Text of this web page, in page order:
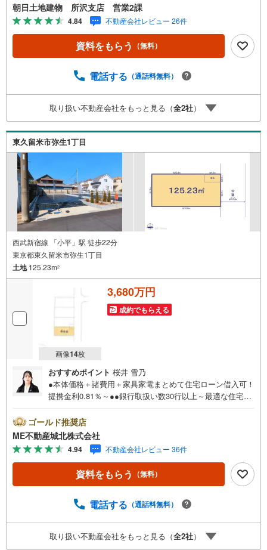
に、お客様一人ひとりに最適なご提案を行っています。
「住宅ローンが不安」「自己資金が少ないけれど購入でき
る？」「住み替えの進め方が分からない」など、購入・売
却に関するお悩みにも有資格スタッフが丁寧に対応。資金
計画の立案から契約・お引渡しまで一貫してサポートいた
件ごとのメリット・注意点をまとめたレポートもご用意し
応。まずはお気軽にご相談ください。■電車でお越しのお客
様は、西武線「所沢駅」西口より徒歩5分■お車でお越しの
お客様は、提携駐車場がございますので弊社営業スタッフ
までお尋ねください。
朝日土地建物 所沢支店 営業2課
4.84 不動産会社レビュー 26件
資料をもらう （無料）
電話する （通話料無料）
取り扱い不動産会社をもっと見る（全2社）
東久留米市弥生1丁目
西武新宿線 「小平」駅 徒歩22分
東京都東久留米市弥生1丁目
土地125.23m2
画像14枚
3,680万円
成約でもらえる
おすすめポイント 桜井 雪乃
●本体価格＋諸費用＋家具家電まとめて住宅ローン借入可！
提携金利0.81％～●●銀行取扱い数30行以上～最適な住宅ロ
多数ございます！（1）勤続年数1ヶ月（2）自己資金0円
（3）産休/育休/契約社員/派遣社員/アルバイト/パート/独
身/自営業/経営者（4）延滞、滞納、個信アウト対応可
（5）収入合算や親子ローン（6）金融機関の借入まとめ
等、家具、家電、引越し費用等おまとめローン（7）永住権
無、持病あり、持ち家残債有でも相談可能●3つの安心サポ
頂けます。2.FPソフトを使用しマイホーム購入の資金計
に安心を提案します。3.どんなに信用のある建築会社でも
ご自分の目で確認することは重要ですよね。弊社は特殊機
ゴールド推奨店
ME不動産城北株式会社
4.94 不動産会社レビュー 36件
資料をもらう （無料）
電話する （通話料無料）
取り扱い不動産会社をもっと見る（全2社）